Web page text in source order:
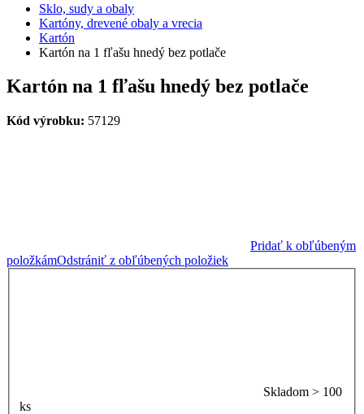
Sklo, sudy a obaly
Kartóny, drevené obaly a vrecia
Kartón
Kartón na 1 fľašu hnedý bez potlače
Kartón na 1 fľašu hnedý bez potlače
Kód výrobku: 57129
Pridať k obľúbeným
položkámOdstrániť z obľúbených položiek
Skladom > 100
ks